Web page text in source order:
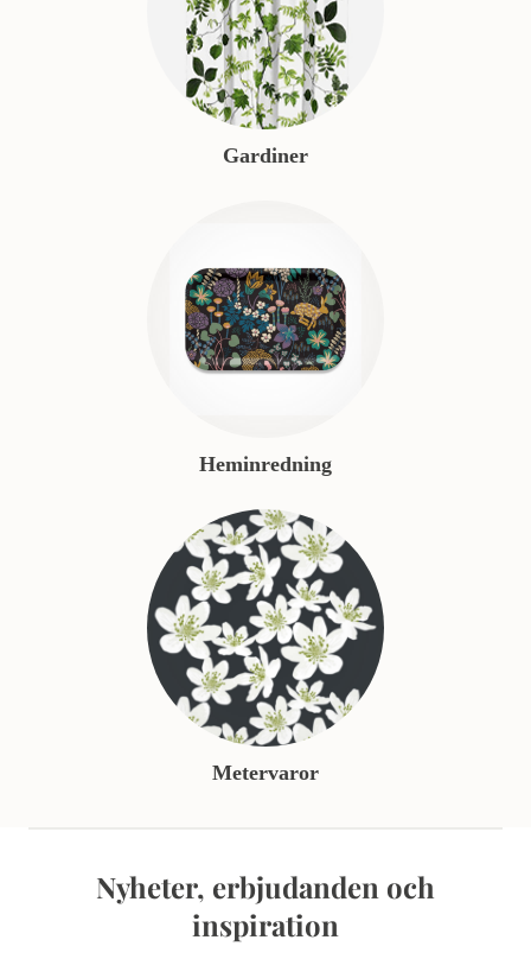
Gardiner
Heminredning
Metervaror
Nyheter, erbjudanden och
inspiration